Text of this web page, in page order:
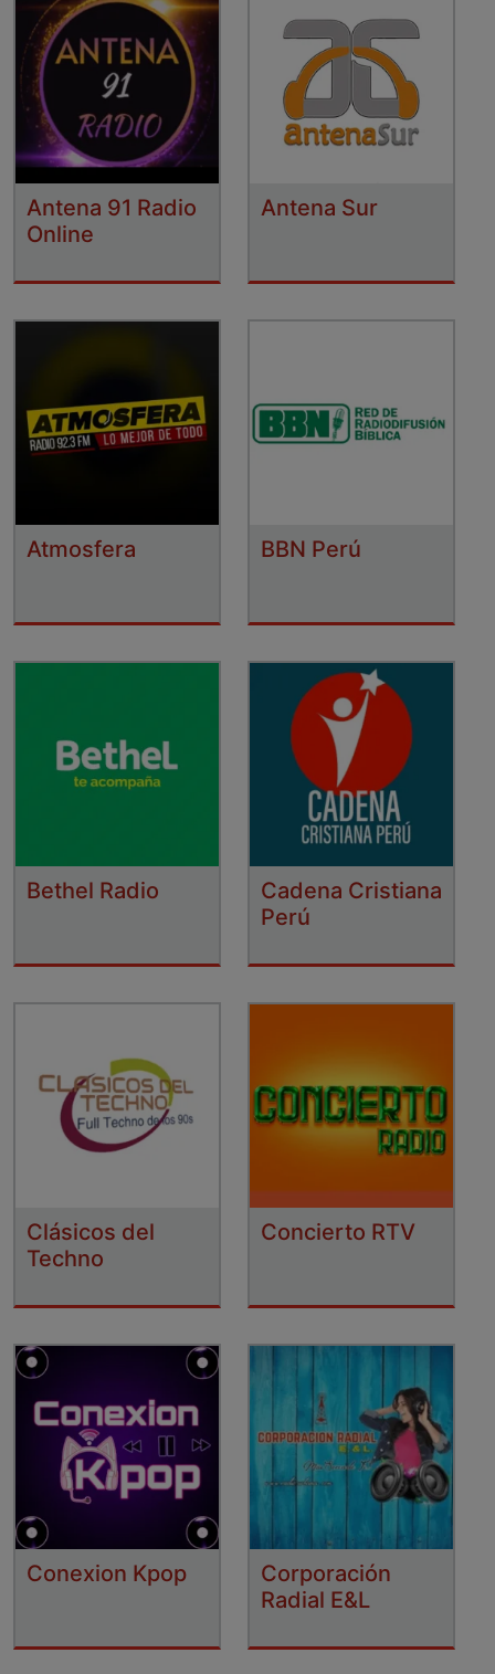
Antena 91 Radio
Online
Antena Sur
Atmosfera BBN Perú
Bethel Radio
Cadena Cristiana
Perú
Clásicos del
Techno
Concierto RTV
Conexion Kpop
Corporación
Radial E&L